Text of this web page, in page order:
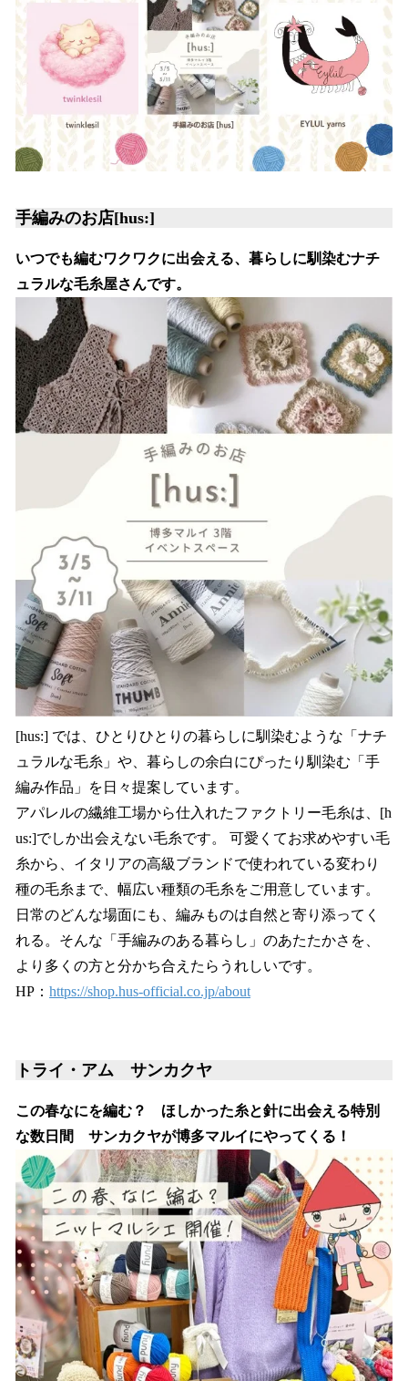
手編みのお店[hus:]
いつでも編むワクワクに出会える、暮らしに馴染むナチ
ュラルな毛糸屋さんです。
[hus:] では、ひとりひとりの暮らしに馴染むような「ナチ
ュラルな毛糸」や、暮らしの余白にぴったり馴染む「手
編み作品」を日々提案しています。
アパレルの繊維工場から仕入れたファクトリー毛糸は、[h
us:]でしか出会えない毛糸です。 可愛くてお求めやすい毛
糸から、イタリアの高級ブランドで使われている変わり
種の毛糸まで、幅広い種類の毛糸をご用意しています。
日常のどんな場面にも、編みものは自然と寄り添ってく
れる。そんな「手編みのある暮らし」のあたたかさを、
より多くの方と分かち合えたらうれしいです。
HP： https://shop.hus-official.co.jp/about
トライ・アム サンカクヤ
この春なにを編む？ ほしかった糸と針に出会える特別
な数日間 サンカクヤが博多マルイにやってくる！